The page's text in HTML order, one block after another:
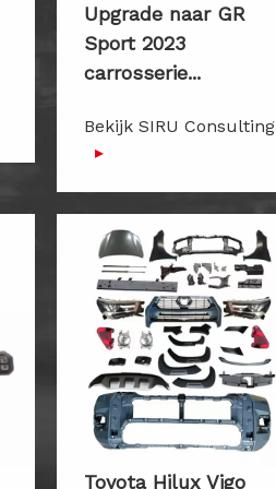
Upgrade naar GR
Sport 2023
carrosserie...
Bekijk SIRU Consulting
▸
Toyota Hilux Vigo